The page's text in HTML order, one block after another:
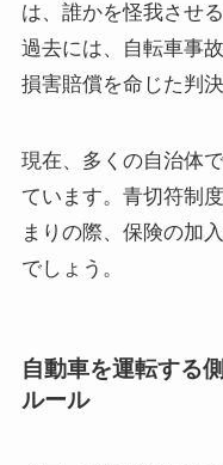
は、誰かを怪我させ
過去には、自転車事
損害賠償を命じた判
現在、多くの自治体
ています。青切符制
まりの際、保険の加
でしょう。
自動車を運転する
ルール